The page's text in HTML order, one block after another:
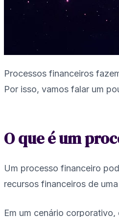
Processos financeiros
Por isso, vamos falar um
O que é um
Um processo financeiro
recursos financeiros de
Em um cenário